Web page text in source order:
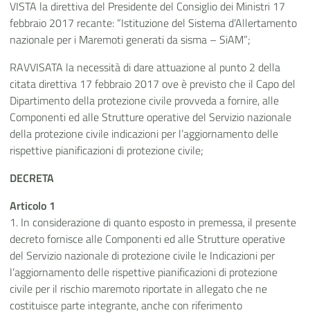
VISTA la direttiva del Presidente del Consiglio dei Ministri 17
febbraio 2017 recante: “Istituzione del Sistema d’Allertamento
nazionale per i Maremoti generati da sisma – SiAM”;
RAVVISATA la necessità di dare attuazione al punto 2 della
citata direttiva 17 febbraio 2017 ove è previsto che il Capo del
Dipartimento della protezione civile provveda a fornire, alle
Componenti ed alle Strutture operative del Servizio nazionale
della protezione civile indicazioni per l’aggiornamento delle
rispettive pianificazioni di protezione civile;
DECRETA
Articolo 1
1. In considerazione di quanto esposto in premessa, il presente
decreto fornisce alle Componenti ed alle Strutture operative
del Servizio nazionale di protezione civile le Indicazioni per
l’aggiornamento delle rispettive pianificazioni di protezione
civile per il rischio maremoto riportate in allegato che ne
costituisce parte integrante, anche con riferimento